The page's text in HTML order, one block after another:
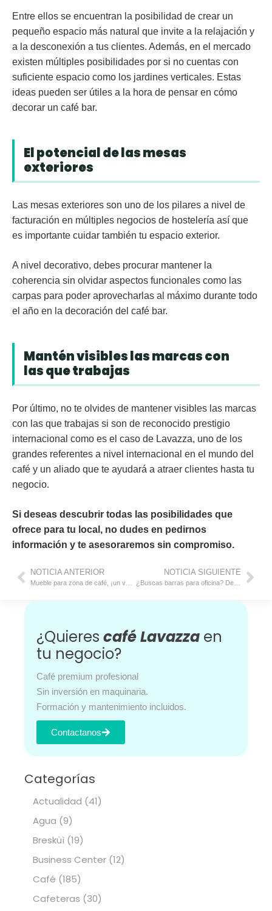
Entre ellos se encuentran la posibilidad de crear un
pequeño espacio más natural que invite a la relajación y
a la desconexión a tus clientes. Además, en el mercado
existen múltiples posibilidades por si no cuentas con
suficiente espacio como los jardines verticales. Estas
ideas pueden ser útiles a la hora de pensar en cómo
decorar un café bar.
El potencial de las mesas
exteriores
Las mesas exteriores son uno de los pilares a nivel de
facturación en múltiples negocios de hostelería así que
es importante cuidar también tu espacio exterior.
A nivel decorativo, debes procurar mantener la
coherencia sin olvidar aspectos funcionales como las
carpas para poder aprovecharlas al máximo durante todo
el año en la decoración del café bar.
Mantén visibles las marcas con
las que trabajas
Por último, no te olvides de mantener visibles las marcas
con las que trabajas si son de reconocido prestigio
internacional como es el caso de Lavazza, uno de los
grandes referentes a nivel internacional en el mundo del
café y un aliado que te ayudará a atraer clientes hasta tu
negocio.
Si deseas descubrir todas las posibilidades que
ofrece para tu local, no dudes en pedirnos
información y te asesoraremos sin compromiso.
NOTICIA ANTERIOR NOTICIA SIGUIENTE
¿Buscas barras para oficina? Descubre los corners Lavazza
¿Quieres café Lavazza en
tu negocio?
Café premium profesional
Sin inversión en maquinaria.
Formación y mantenimiento incluidos.
Contactanos
Categorías
Actualidad (41)
Agua (9)
Bresküì (19)
Business Center (12)
Café (185)
Cafeteras (30)